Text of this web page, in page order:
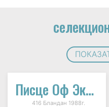
Писце Оф Экзут
416 Бландан 1988г.